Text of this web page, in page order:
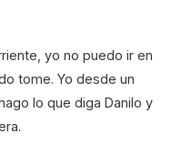
yo no puedo ir en
tome. Yo desde un
lo que diga Danilo y